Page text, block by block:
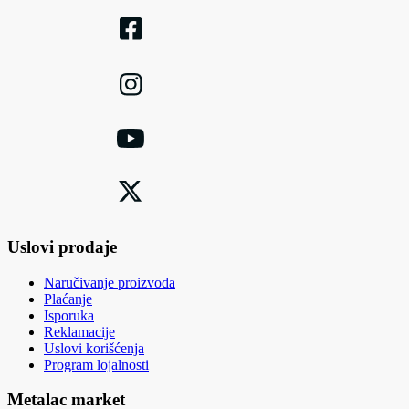
Uslovi prodaje
Naručivanje proizvoda
Plaćanje
Isporuka
Reklamacije
Uslovi korišćenja
Program lojalnosti
Metalac market